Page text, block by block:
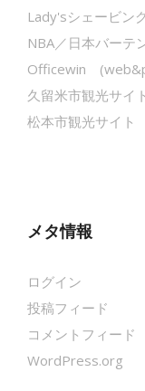
Lady'sシェービン
NBA／日本バーテ
Officewin
久留米市観光サイト
松本市観光サイト
メタ情報
ログイン
投稿フィード
コメントフィード
WordPress.org